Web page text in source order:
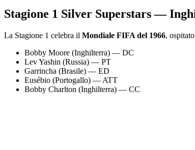
Stagione 1 Silver Superstars —
La Stagione 1 celebra il Mondiale FIFA del 1966,
Bobby Moore (Inghilterra) — DC
Lev Yashin (Russia) — PT
Garrincha (Brasile) — ED
Eusébio (Portogallo) — ATT
Bobby Charlton (Inghilterra) — CC